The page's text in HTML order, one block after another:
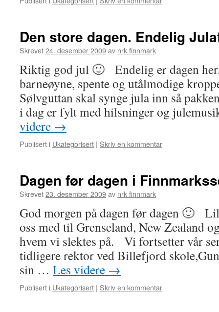
Den store dagen. Endelig
Skrevet24. desember 2009av nrk finnmark
Riktig god jul 🙂 Endelig er dagen
barneøyne, spente og utålmodige
Sølvguttan skal synge jula inn så
i dag er fylt med hilsninger og
videre →
Publisert i Ukategorisert | Skriv en kommentar
Dagen før dagen i
Skrevet23. desember 2009av nrk finnmark
God morgen på dagen før dagen 🙂
oss med til Grenseland, New Zealand
hvem vi slektes på. Vi fortsetter vår
tidligere rektor ved Billefjord
sin … Les videre →
Publisert i Ukategorisert | Skriv en kommentar